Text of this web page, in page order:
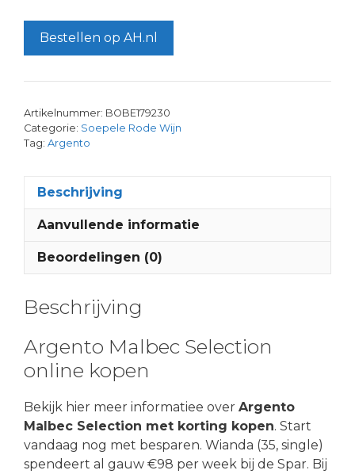
Bestellen op AH.nl
Artikelnummer: BOBE179230
Categorie: Soepele Rode Wijn
Tag: Argento
Beschrijving
Aanvullende informatie
Beoordelingen (0)
Beschrijving
Argento Malbec Selection
online kopen
Bekijk hier meer informatiee over Argento
Malbec Selection met korting kopen. Start
vandaag nog met besparen. Wianda (35, single)
spendeert al gauw €98 per week bij de Spar. Bij